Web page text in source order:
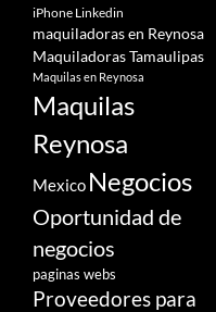
iPhone Linkedin
maquiladoras en Reynosa
Maquiladoras Tamaulipas
Maquilas en Reynosa
Maquilas
Reynosa
Mexico Negocios
Oportunidad de
negocios
paginas webs
Proveedores para